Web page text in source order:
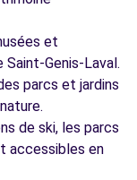
et
Genis-Laval.
parcs et jardins
de ski, les parcs
accessibles en